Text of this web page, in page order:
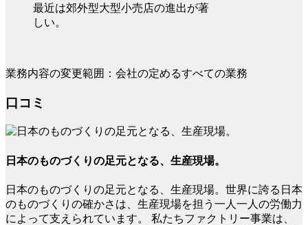
最近は郊外型大型小売店の進出が著
しい。
業務内容の変更範囲：会社の定めるすべての業務
口コミ
日本のものづくりの足元となる、生産現場。
日本のものづくりの足元となる、生産現場。世界に誇る日本
のものづくりの確かさは、生産現場を担う一人一人の労働力
によって支えられています。 私たちファクトリー事業は、